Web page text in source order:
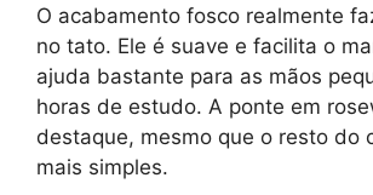
O acabamento fosco realmente
no tato. Ele é suave e facilita o
ajuda bastante para as mãos
horas de estudo. A ponte em
destaque, mesmo que o resto do
mais simples.